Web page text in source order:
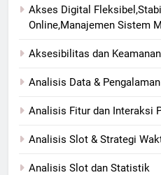
Akses Digital
Online,Manajemen Sistem
Aksesibilitas dan
Analisis Data &
Analisis Fitur dan Interaksi
Analisis Slot & Strategi
Analisis Slot dan Statistik